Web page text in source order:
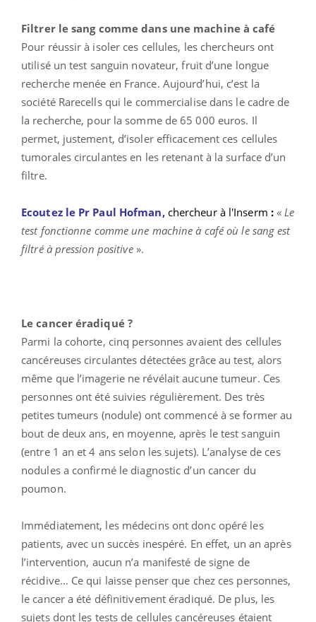
Filtrer le sang comme dans une machine à café
Pour réussir à isoler ces cellules, les chercheurs ont
utilisé un test sanguin novateur, fruit d’une longue
recherche menée en France. Aujourd’hui, c’est la
société Rarecells qui le commercialise dans le cadre de
la recherche, pour la somme de 65 000 euros. Il
permet, justement, d’isoler efficacement ces cellules
tumorales circulantes en les retenant à la surface d’un
filtre.
Ecoutez le Pr Paul Hofman, chercheur à l'Inserm : « Le
test fonctionne comme une machine à café où le sang est
filtré à pression positive».
Le cancer éradiqué ?
Parmi la cohorte, cinq personnes avaient des cellules
cancéreuses circulantes détectées grâce au test, alors
même que l’imagerie ne révélait aucune tumeur. Ces
personnes ont été suivies régulièrement. Des très
petites tumeurs (nodule) ont commencé à se former au
bout de deux ans, en moyenne, après le test sanguin
(entre 1 an et 4 ans selon les sujets). L’analyse de ces
nodules a confirmé le diagnostic d’un cancer du
poumon.
Immédiatement, les médecins ont donc opéré les
patients, avec un succès inespéré. En effet, un an après
l’intervention, aucun n’a manifesté de signe de
récidive… Ce qui laisse penser que chez ces personnes,
le cancer a été définitivement éradiqué. De plus, les
sujets dont les tests de cellules cancéreuses étaient